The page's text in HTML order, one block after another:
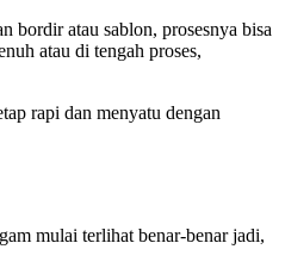
bordir atau sablon, prosesnya bisa
atau di tengah proses,
rapi dan menyatu dengan
mulai terlihat benar-benar jadi,